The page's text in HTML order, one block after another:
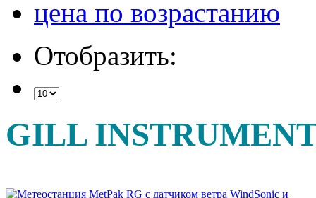
цена по возрастанию
Отобразить:
GILL